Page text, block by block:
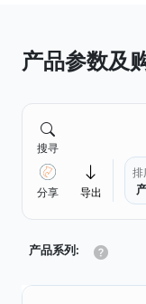
产品参数及
搜寻
分享 导出
排
产品系列: